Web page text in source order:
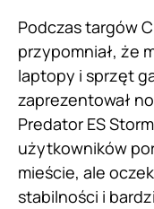
Podczas targów
przypomniał, że
laptopy i sprzęt
zaprezentował
Predator ES
użytkowników
mieście, ale
stabilności i